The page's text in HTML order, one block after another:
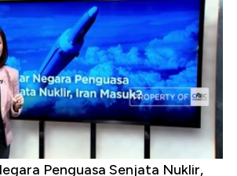
Penguasa Senjata Nuklir,